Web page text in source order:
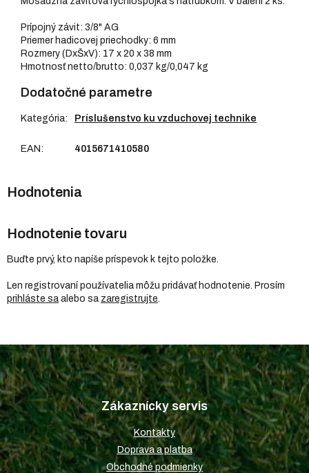
Prípojný závit: 3/8" AG
Priemer hadicovej priechodky: 6 mm
Rozmery (DxŠxV): 17 x 20 x 38 mm
Hmotnosť netto/brutto: 0,037 kg/0,047 kg
Dodatočné parametre
Kategória: Príslušenstvo ku vzduchovej technike
EAN : 4015671410580
Hodnotenie tovaru
Buďte prvý, kto napíše príspevok k tejto položke.
Len registrovaní používatelia môžu pridávať hodnotenie. Prosím
prihláste sa alebo sa zaregistrujte
Z
á
p
ä
t
i
e
Zákaznícky servis
Kontakty
Doprava a platba
Obchodné podmienky